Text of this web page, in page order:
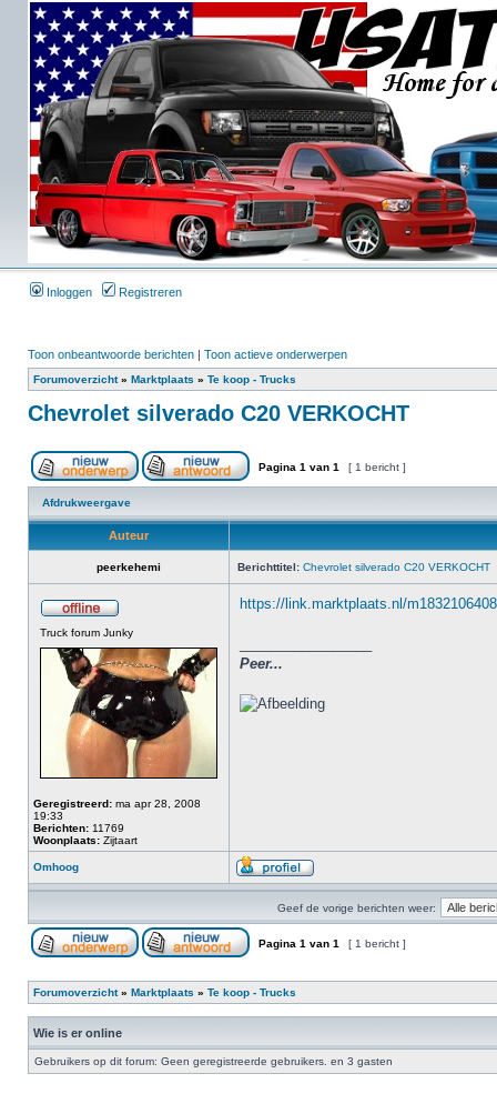
Inloggen Registreren
Toon onbeantwoorde berichten | Toon actieve onderwerpen
Forumoverzicht» Marktplaats » Te koop - Trucks
Chevrolet silverado C20 VERKOCHT
Pagina 1 van 1 [ 1 bericht ]
Afdrukweergave
Auteur
peerkehemi Berichttitel: Chevrolet silverado C20 VERKOCHT
Truck forum Junky
Geregistreerd: ma apr 28, 2008
19:33
Berichten: 11769
Woonplaats: Zijtaart
https://link.marktplaats.nl/
Peer...
Omhoog
Geef de vorige berichten weer:
Pagina 1 van 1 [ 1 bericht ]
Forumoverzicht» Marktplaats » Te koop - Trucks
Wie is er online
Gebruikers op dit forum: Geen geregistreerde gebruikers. en 3 gasten